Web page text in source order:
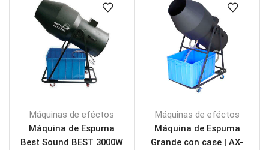
Máquinas de eféctos
Máquina de Espuma
Best Sound BEST 3000W
Máquinas de eféctos
Máquina de Espuma
Grande con case | AX-